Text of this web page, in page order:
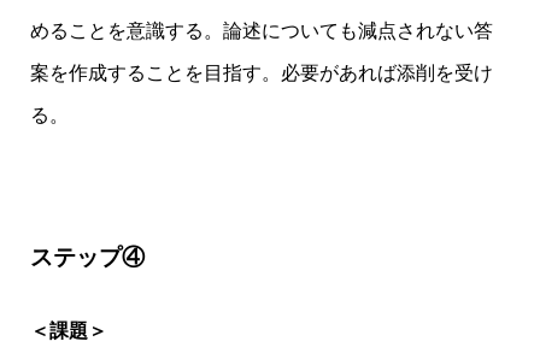
めることを意識する。論述についても減点されない答
案を作成することを目指す。必要があれば添削を受け
る。
ステップ④
＜課題＞